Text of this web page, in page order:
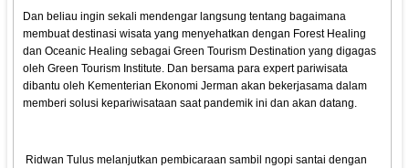
Dan beliau ingin sekali mendengar langsung tentang bagaimana
membuat destinasi wisata yang menyehatkan dengan Forest Healing
dan Oceanic Healing sebagai Green Tourism Destination yang digagas
oleh Green Tourism Institute. Dan bersama para expert pariwisata
dibantu oleh Kementerian Ekonomi Jerman akan bekerjasama dalam
memberi solusi kepariwisataan saat pandemik ini dan akan datang.
Ridwan Tulus melanjutkan pembicaraan sambil ngopi santai dengan